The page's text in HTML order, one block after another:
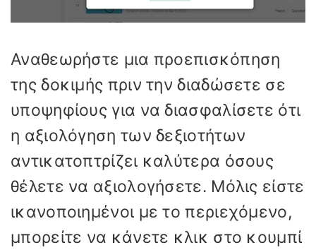
Αναθεωρήστε μια προεπισκόπηση
της δοκιμής πριν την διαδώσετε σε
υποψηφίους για να διασφαλίσετε ότι
η αξιολόγηση των δεξιοτήτων
αντικατοπτρίζει καλύτερα όσους
θέλετε να αξιολογήσετε. Μόλις είστε
ικανοποιημένοι με το περιεχόμενο,
μπορείτε να κάνετε κλικ στο κουμπί